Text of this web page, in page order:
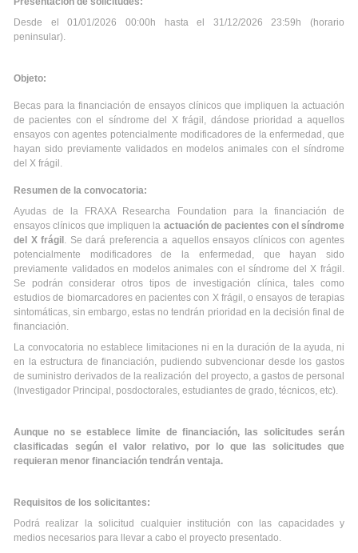
Desde el 01/01/2026 00:00h hasta el 31/12/2026 23:59h (horario
peninsular).
Objeto:
Becas para la financiación de ensayos clínicos que impliquen la actuación
de pacientes con el síndrome del X frágil, dándose prioridad a aquellos
ensayos con agentes potencialmente modificadores de la enfermedad, que
hayan sido previamente validados en modelos animales con el síndrome
del X frágil.
Resumen de la convocatoria:
Ayudas de la FRAXA Researcha Foundation para la financiación de
ensayos clínicos que impliquen la actuación de pacientes con el síndrome
del X frágil . Se dará preferencia a aquellos ensayos clínicos con agentes
potencialmente modificadores de la enfermedad, que hayan sido
previamente validados en modelos animales con el síndrome del X frágil.
Se podrán considerar otros tipos de investigación clínica, tales como
estudios de biomarcadores en pacientes con X frágil, o ensayos de terapias
sintomáticas, sin embargo, estas no tendrán prioridad en la decisión final de
financiación.
La convocatoria no establece limitaciones ni en la duración de la ayuda, ni
en la estructura de financiación, pudiendo subvencionar desde los gastos
de suministro derivados de la realización del proyecto, a gastos de personal
(Investigador Principal, posdoctorales, estudiantes de grado, técnicos, etc).
Aunque no se establece limite de financiación, las solicitudes serán
clasificadas según el valor relativo, por lo que las solicitudes que
requieran menor financiación tendrán ventaja.
Requisitos de los solicitantes:
Podrá realizar la solicitud cualquier institución con las capacidades y
medios necesarios para llevar a cabo el proyecto presentado.